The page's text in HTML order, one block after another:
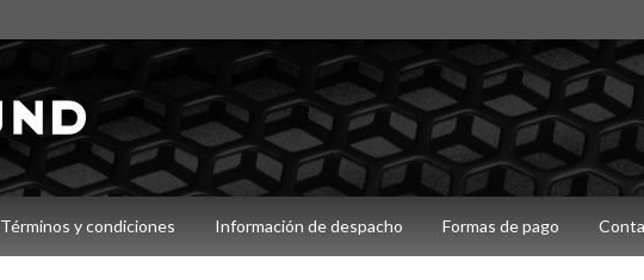
Términos y condiciones Información de despacho Formas de pago